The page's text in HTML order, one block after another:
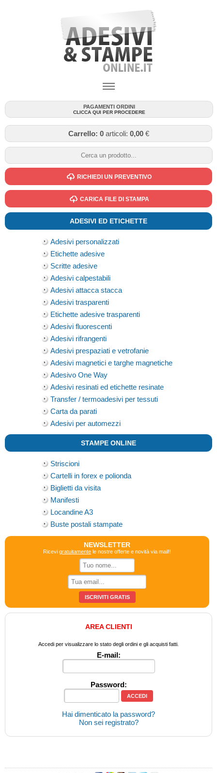
PAGAMENTI ORDINI
CLICCA QUI PER PROCEDERE
Carrello: 0articoli: 0,00€
RICHIEDI UN PREVENTIVO
CARICA FILE DI STAMPA
ADESIVI ED ETICHETTE
Adesivi personalizzati
Etichette adesive
Scritte adesive
Adesivi calpestabili
Adesivi attacca stacca
Adesivi trasparenti
Etichette adesive trasparenti
Adesivi fluorescenti
Adesivi rifrangenti
Adesivi prespaziati e vetrofanie
Adesivi magnetici e targhe magnetiche
Adesivo One Way
Adesivi resinati ed etichette resinate
Transfer / termoadesivi per tessuti
Carta da parati
Adesivi per automezzi
STAMPE ONLINE
Striscioni
Cartelli in forex e polionda
Biglietti da visita
Manifesti
Locandine A3
Buste postali stampate
NEWSLETTER
Ricevigratuitamente le nostre offerte e novità via mail!!
AREA CLIENTI
Accedi per visualizzare lo stato degli ordini e gli acquisti fatti.
E-mail:
Password:
Hai dimenticato la password?
Non sei registrato?